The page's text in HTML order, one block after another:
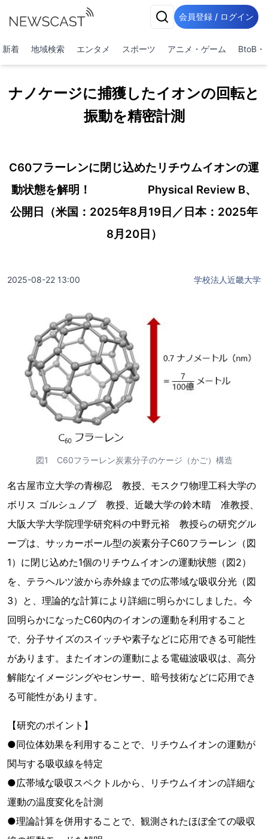
会員登録 / ログイン
新着 地域検索 エンタメ スポーツ アニメ・ゲーム BtoB・
ナノケージに捕獲したイオンの回転と
振動を精密計測
C60フラーレンに閉じ込めたリチウムイオンの運
動状態を解明！ Physical Review B、
公開日（米国：2025年8月19日／日本：2025年
8月20日）
2025-08-22 13:00 学校法人近畿大学
図1 C60フラーレン炭素分子のケージ（かご）構造
名古屋市立大学の青柳忍 教授、モスクワ物理工科大学の
ボリス ゴルシュノブ 教授、近畿大学の鈴木晴 准教授、
大阪大学大学院理学研究科の中野元裕 教授らの研究グル
ープは、サッカーボール型の炭素分子C60フラーレン（図
1）に閉じ込めた1個のリチウムイオンの運動状態（図2）
を、テラヘルツ波から赤外線までの広帯域な吸収分光（図
3）と、理論的な計算により詳細に明らかにしました。今
回明らかになったC60内のイオンの運動を利用すること
で、分子サイズのスイッチや素子などに応用できる可能性
があります。またイオンの運動による電磁波吸収は、高分
解能なイメージングやセンサー、暗号技術などに応用でき
る可能性があります。
【研究のポイント】
●同位体効果を利用することで、リチウムイオンの運動が
関与する吸収線を特定
●広帯域な吸収スペクトルから、リチウムイオンの詳細な
運動の温度変化を計測
●理論計算を併用することで、観測されたほぼ全ての吸収